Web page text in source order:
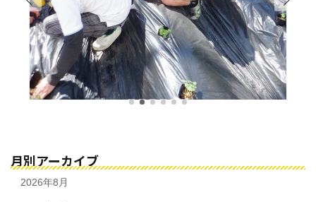
月別アーカイブ
2026年8月